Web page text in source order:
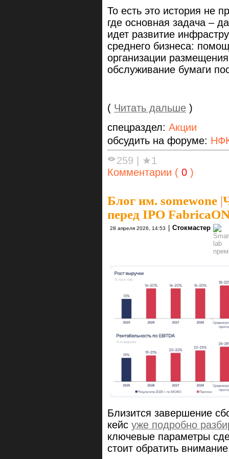
То есть это история не
где основная задача –
идет развитие
среднего бизнеса:
организации
обслуживание бумаги
( Читать дальше )
спецраздел: Акции
обсудить на форуме:
259
★1
Комментарии ( 0 )
Блог им. somewone |
перед IPO
28 апреля 2026, 14:53 Стокмастер
Близится завершение
кейс уже подробно
ключевые параметры
стоит обратить